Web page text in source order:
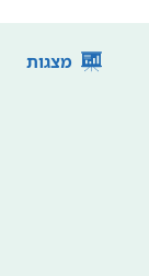
מצגות